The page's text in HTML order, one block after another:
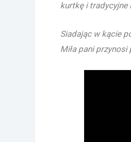
kurtkę i tradycyjne
Siadając w kącie
Miła pani